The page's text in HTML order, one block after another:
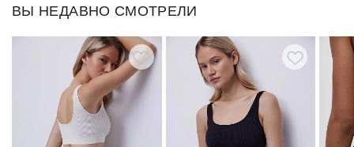
ВЫ НЕДАВНО СМОТРЕЛИ